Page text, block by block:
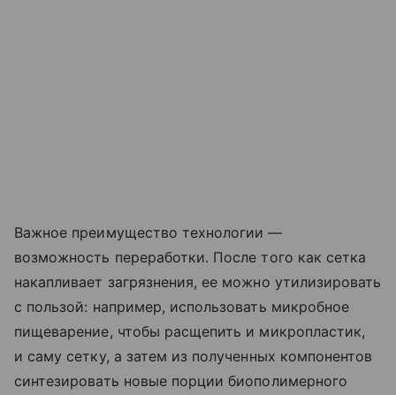
Важное преимущество технологии —
возможность переработки. После того как сетка
накапливает загрязнения, ее можно утилизировать
с пользой: например, использовать микробное
пищеварение, чтобы расщепить и микропластик,
и саму сетку, а затем из полученных компонентов
синтезировать новые порции биополимерного